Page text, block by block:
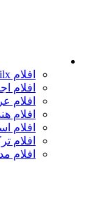
افلام Netfilx
افلام
افلام
افلام
افلام
افلام
افلام